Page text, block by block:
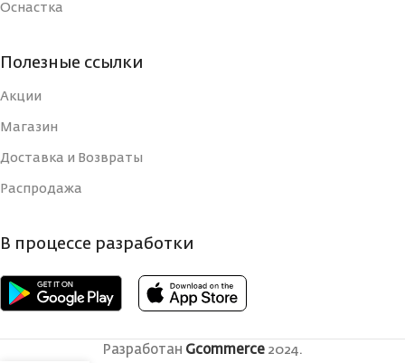
Оснастка
Полезные ссылки
Акции
Магазин
Доставка и Возвраты
Распродажа
В процессе разработки
Разработан Gcommerce 2024.